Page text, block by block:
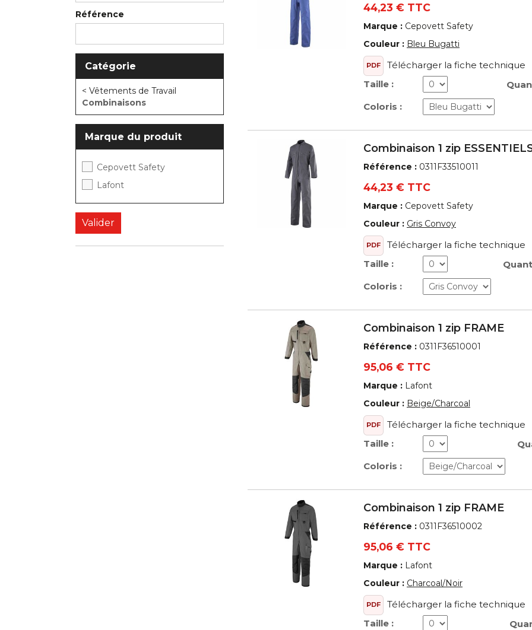
Référence
Catégorie
< Vêtements de Travail
Combinaisons
Marque du produit
Cepovett Safety
Lafont
44,23 € TTC
Marque : Cepovett Safety
Couleur : Bleu Bugatti
PDF
Télécharger la fiche technique
Taille :
Coloris :
Combinaison 1 zip
Référence : 0311F33510011
44,23 € TTC
Marque : Cepovett Safety
Couleur : Gris Convoy
PDF
Télécharger la fiche technique
Taille :
Coloris :
Combinaison 1 zip FRAME
Référence : 0311F36510001
95,06 € TTC
Marque : Lafont
Couleur : Beige/Charcoal
PDF
Télécharger la fiche technique
Taille :
Coloris :
Combinaison 1 zip FRAME
Référence : 0311F36510002
95,06 € TTC
Marque : Lafont
Couleur : Charcoal/Noir
PDF
Télécharger la fiche technique
Taille :